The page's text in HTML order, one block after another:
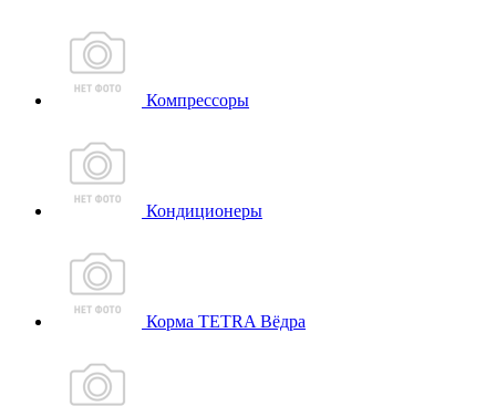
Компрессоры
Кондиционеры
Корма TETRA Вёдра